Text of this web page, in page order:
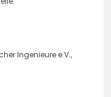
Ingenieure e.V.,